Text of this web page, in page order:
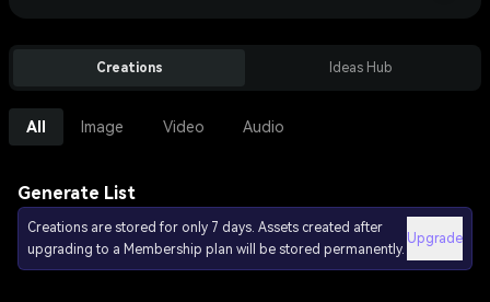
Creations Ideas Hub
All Image Video Audio
Generate List
Creations are stored for only 7 days. Assets created after
upgrading to a Membership plan will be stored permanently.
Upgrade